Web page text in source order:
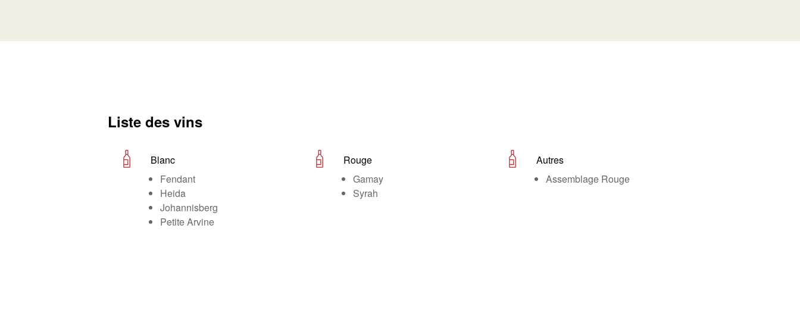
Liste des vins
Blanc
Fendant
Heida
Johannisberg
Petite Arvine
Rouge
Gamay
Syrah
Autres
Assemblage Rouge